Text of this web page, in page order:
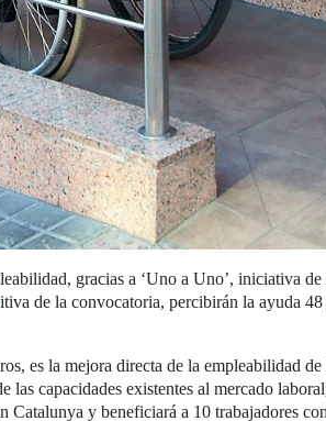
gracias a ‘Uno a Uno’, iniciativa
de la convocatoria, percibirán la ayuda 48
es la mejora directa de la empleabilidad
capacidades existentes al mercado
y beneficiará a 10 trabajadores